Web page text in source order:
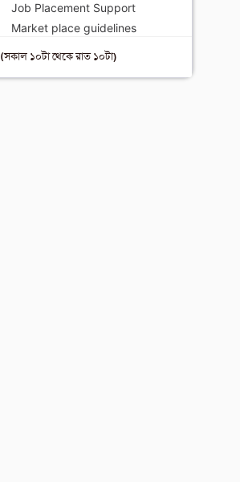
Job Placement Support
Market place guidelines
(সকাল ১০টা থেকে রাত ১০টা)